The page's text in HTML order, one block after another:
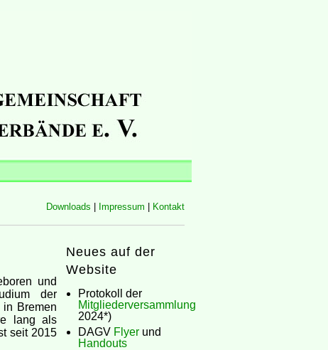
Downloads Impressum Kontakt
Neues auf der
Website
Protokoll der
Mitgliederversammlung
2024*)
DAGV Flyer und
Handouts
und
der
in Bremen
lang als
seit 2015